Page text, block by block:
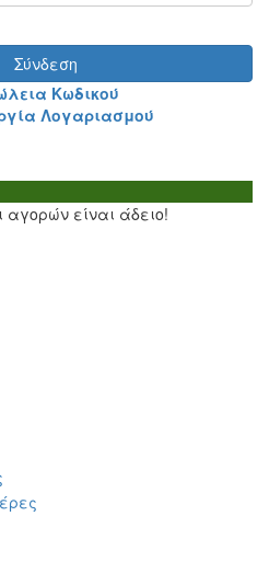
Σύνδεση
Κωδικού
Λογαριασμού
αγορών είναι άδειο!